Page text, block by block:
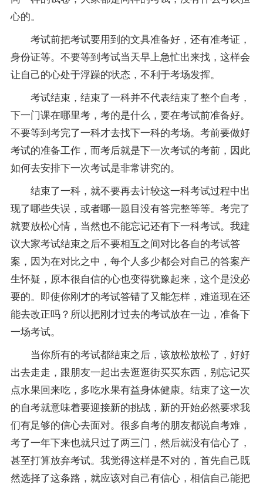
心的。
考试前把考试要用到的文具准备好，还有准考证，
身份证等。不要等到考试当天早上急忙出来找，这样会
让自己的心处于浮躁的状态，不利于考场发挥。
考试结束，结束了一科并不代表结束了整个自考，
下一门课在哪里考，考的是什么，要在考试前准备好。
不要等到考完了一科才去找下一科的考场。考前要做好
考试的准备工作，而考后就是下一次考试的考前，因此
如何去安排下一次考试是非常讲究的。
结束了一科，就不要再去计较这一科考试过程中出
现了哪些失误，或者哪一题目没有答完整等等。考完了
就要放松心情，当然也不能忘记还有下一科考试。我建
议大家考试结束之后不要相互之间对比各自的考试答
案 ，因为在对比之中，每个人多少都会对自己的答案产
生怀疑，原本很自信的心也变得犹豫起来，这个是没必
要的。即使你刚才的考试答错了又能怎样，难道现在还
能去改正吗？所以把刚才过去的考试放在一边，准备下
一场考试。
当你所有的考试都结束之后，该放松放松了，好好
出去走走，跟朋友一起出去逛逛街买买东西，别忘记买
点水果回来吃，多吃水果有益身体健康。结束了这一次
的自考就意味着要迎接新的挑战，新的开始必然要求我
们有足够的信心去面对。很多自考的朋友都说自考难，
考了一年下来也就只过了两三门，然后就没有信心了，
甚至打算放弃考试。我觉得这样是不对的，首先自己既
然选择了这条路，就应该对自己有信心，相信自己能把